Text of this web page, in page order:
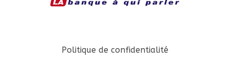
Politique de confidentialité